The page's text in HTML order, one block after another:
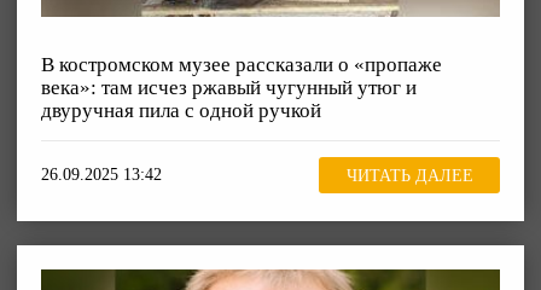
В костромском музее рассказали о «пропаже
века»: там исчез ржавый чугунный утюг и
двуручная пила с одной ручкой
26.09.2025 13:42 ЧИТАТЬ ДАЛЕЕ